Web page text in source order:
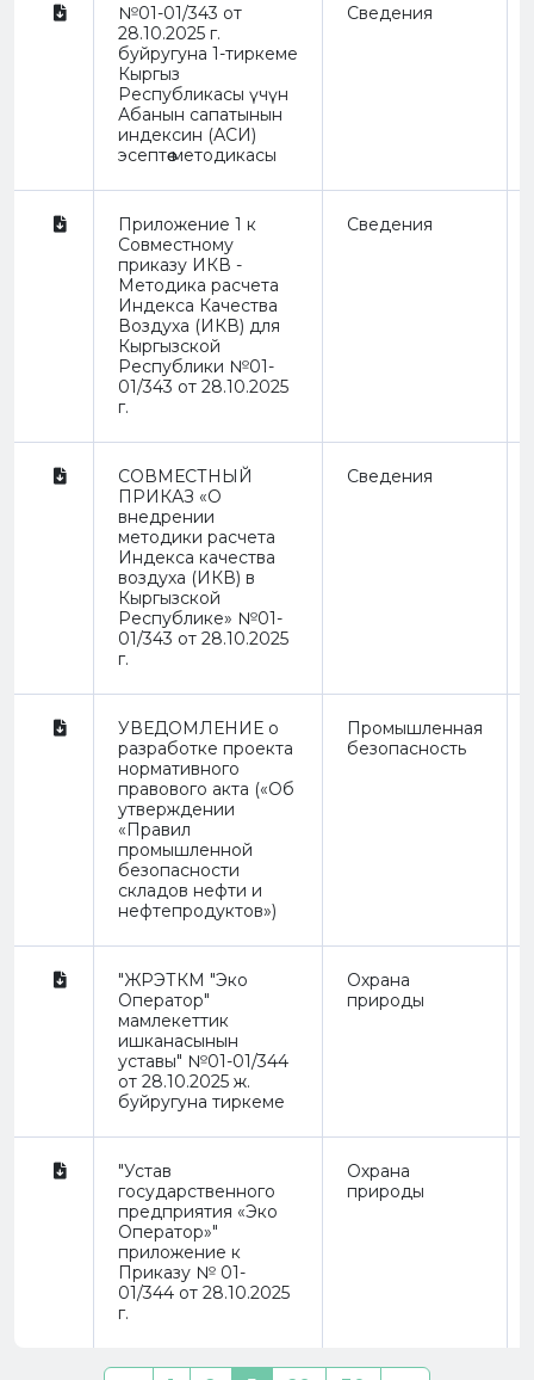
№01-01/343 от
28.10.2025 г.
буйругуна 1-тиркеме
Кыргыз
Республикасы үчүн
Абанын сапатынын
индексин (АСИ)
эсептөө методикасы
Сведения
Приложение 1 к
Совместному
приказу ИКВ -
Методика расчета
Индекса Качества
Воздуха (ИКВ) для
Кыргызской
Республики №01-
01/343 от 28.10.2025
г.
Сведения
СОВМЕСТНЫЙ
ПРИКАЗ «О
внедрении
методики расчета
Индекса качества
воздуха (ИКВ) в
Кыргызской
Республике» №01-
01/343 от 28.10.2025
г.
Сведения
УВЕДОМЛЕНИЕ о
разработке проекта
нормативного
правового акта («Об
утверждении
«Правил
промышленной
безопасности
складов нефти и
нефтепродуктов»)
Промышленная
безопасность
"ЖРЭТКМ "Эко
Оператор"
мамлекеттик
ишканасынын
уставы" №01-01/344
от 28.10.2025 ж.
буйругуна тиркеме
Охрана
природы
"Устав
государственного
предприятия «Эко
Оператор»"
приложение к
Приказу № 01-
01/344 от 28.10.2025
г.
Охрана
природы